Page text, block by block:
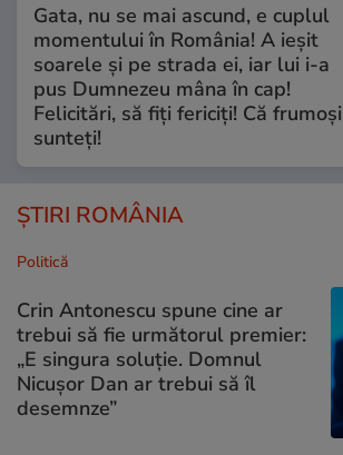
Gata, nu se mai ascund, e cuplul
momentului în România! A ieșit
soarele și pe strada ei, iar lui i-a
pus Dumnezeu mâna în cap!
Felicitări, să fiți fericiți! Că frumoși
sunteți!
ȘTIRI ROMÂNIA
Politică
Crin Antonescu spune cine ar
trebui să fie următorul premier:
„E singura soluție. Domnul
Nicușor Dan ar trebui să îl
desemnze”